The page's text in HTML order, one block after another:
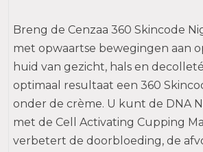
Breng de Cenzaa 360 Skincode
met opwaartse bewegingen aan
huid van gezicht, hals en
optimaal resultaat een 360
onder de crème. U kunt de DNA
met de Cell Activating Cupping
verbetert de doorbloeding, de